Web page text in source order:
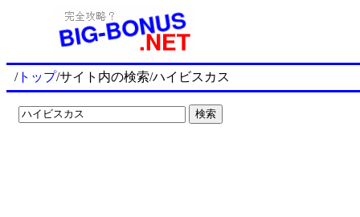
/トップ/サイト内の検索/ハイビスカス